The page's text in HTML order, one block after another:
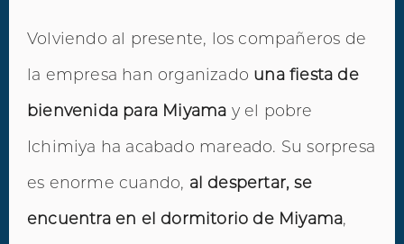
Volviendo al presente, los compañeros de
la empresa han organizado una fiesta de
bienvenida para Miyama y el pobre
Ichimiya ha acabado mareado. Su sorpresa
es enorme cuando, al despertar, se
encuentra en el dormitorio de Miyama,